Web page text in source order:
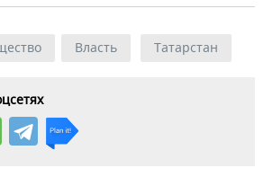
Власть Татарстан